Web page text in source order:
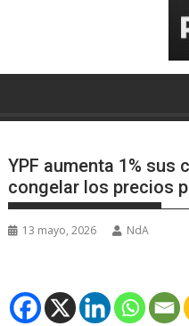
YPF aumenta 1% sus
congelar los precios
13 mayo, 2026 NdA